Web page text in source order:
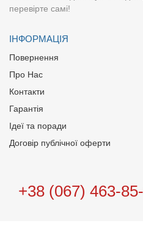
перевірте самі!
ІНФОРМАЦІЯ
Повернення
Про Нас
Контакти
Гарантія
Ідеї та поради
Договір публічної оферти
+38 (067) 463-